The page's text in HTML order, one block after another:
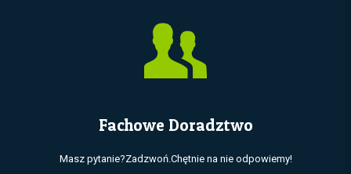
Fachowe Doradztwo
Masz pytanie?Zadzwoń.Chętnie na nie odpowiemy!